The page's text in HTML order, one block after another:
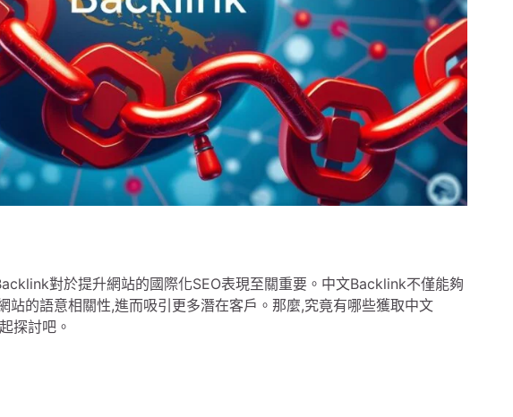
對於提升網站的國際化SEO表現至關重要。中文Backlink不僅能夠
站的語意相關性,進而吸引更多潛在客戶。那麼,究竟有哪些獲取中文
探討吧。